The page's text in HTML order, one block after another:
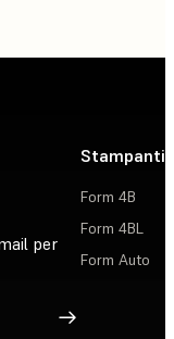
per
Registrati
Stampanti
Form 4B
Form 4BL
Form Auto